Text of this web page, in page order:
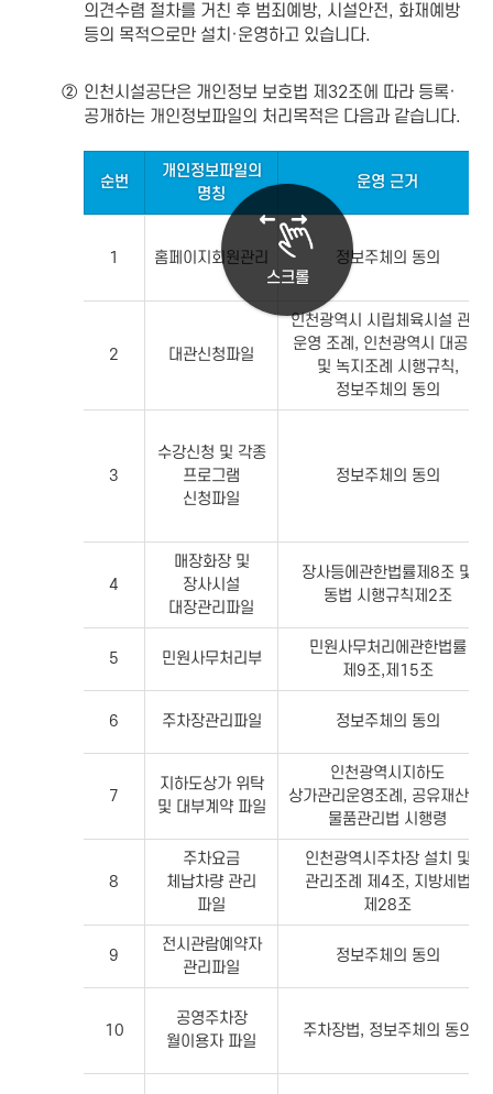
의견수렴 절차를 거친 후 범죄예방, 시설안전, 화재예방
등의 목적으로만 설치·운영하고 있습니다.
② 인천시설공단은 개인정보 보호법 제32조에 따라 등록·
공개하는 개인정보파일의 처리목적은 다음과 같습니다.
스크롤
순번
개인정보파일의
명칭
운영 근거
1 홈페이지회원관리 정보주체의 동의
2 대관신청파일
인천광역시 시립체육시설 관리
운영 조례, 인천광역시 대공원
및 녹지조례 시행규칙,
정보주체의 동의
3
수강신청 및 각종
프로그램
신청파일
정보주체의 동의
4
매장화장 및
장사시설
대장관리파일
장사등에관한법률제8조 및
동법 시행규칙제2조
5 민원사무처리부
민원사무처리에관한법률
제9조,제15조
6 주차장관리파일 정보주체의 동의
7
지하도상가 위탁
및 대부계약 파일
인천광역시지하도
상가관리운영조례, 공유재산 및
물품관리법 시행령
8
주차요금
체납차량 관리
파일
인천광역시주차장 설치 및
관리조례 제4조, 지방세법
제28조
9
전시관람예약자
관리파일
정보주체의 동의
10
공영주차장
월이용자 파일
주차장법, 정보주체의 동의